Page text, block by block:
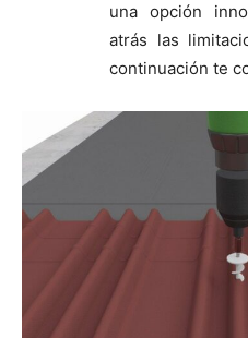
una opción
atrás las
continuación te